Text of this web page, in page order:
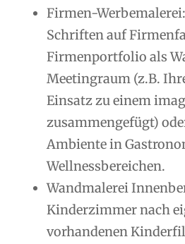
Firmen-
Schriften auf
Firmenportfolio als
Meetingraum (z.B.
Einsatz zu einem
zusammengefügt)
Ambiente in
Wellnessbereichen.
Wandmalerei
Kinderzimmer nach
vorhandenen